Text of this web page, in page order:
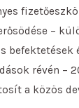
–
révén –
a közös